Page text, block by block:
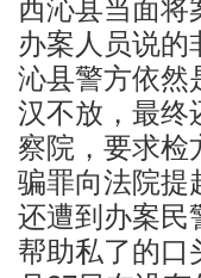
西沁县当面将
办案人员说的
沁县警方依然
汉不放，最终
察院，要求检
骗罪向法院提
还遭到办案民
帮助私了的口